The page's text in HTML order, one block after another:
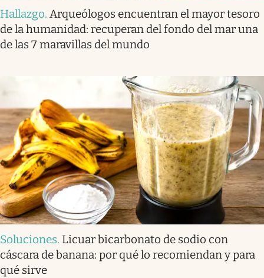
Hallazgo. Arqueólogos encuentran el mayor tesoro
de la humanidad: recuperan del fondo del mar una
de las 7 maravillas del mundo
Soluciones. Licuar bicarbonato de sodio con
cáscara de banana: por qué lo recomiendan y para
qué sirve